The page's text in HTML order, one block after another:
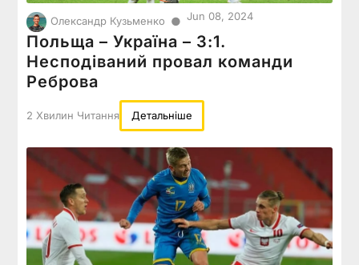
Олександр Кузьменко ● Jun 08, 2024
Польща – Україна – 3:1.
Несподіваний провал команди
Реброва
2 Хвилин Читання Детальніше